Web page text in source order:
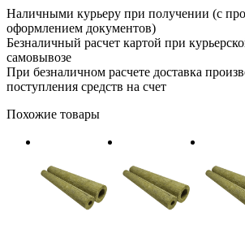
Наличными курьеру при получении (с
оформлением документов)
Безналичный расчет картой при
самовывозе
При безналичном расчете доставка
поступления средств на счет
Похожие товары